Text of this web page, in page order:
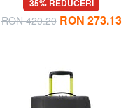
RON 420.20 RON 273.13